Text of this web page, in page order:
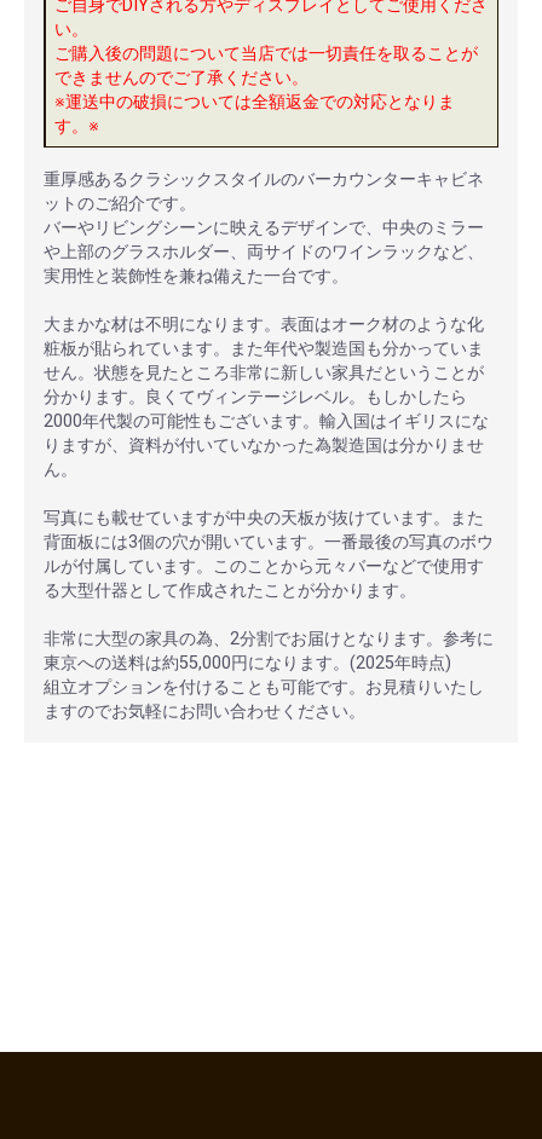
ご自身でDIYされる方やディスプレイとしてご使用くださ
い。
ご購入後の問題について当店では一切責任を取ることが
できませんのでご了承ください。
※運送中の破損については全額返金での対応となりま
す。※
重厚感あるクラシックスタイルのバーカウンターキャビネ
ットのご紹介です。
バーやリビングシーンに映えるデザインで、中央のミラー
や上部のグラスホルダー、両サイドのワインラックなど、
実用性と装飾性を兼ね備えた一台です。
大まかな材は不明になります。表面はオーク材のような化
粧板が貼られています。また年代や製造国も分かっていま
せん。状態を見たところ非常に新しい家具だということが
分かります。良くてヴィンテージレベル。もしかしたら
2000年代製の可能性もございます。輸入国はイギリスにな
りますが、資料が付いていなかった為製造国は分かりませ
ん。
写真にも載せていますが中央の天板が抜けています。また
背面板には3個の穴が開いています。一番最後の写真のボウ
ルが付属しています。このことから元々バーなどで使用す
る大型什器として作成されたことが分かります。
非常に大型の家具の為、2分割でお届けとなります。参考に
東京への送料は約55,000円になります。(2025年時点)
組立オプションを付けることも可能です。お見積りいたし
ますのでお気軽にお問い合わせください。